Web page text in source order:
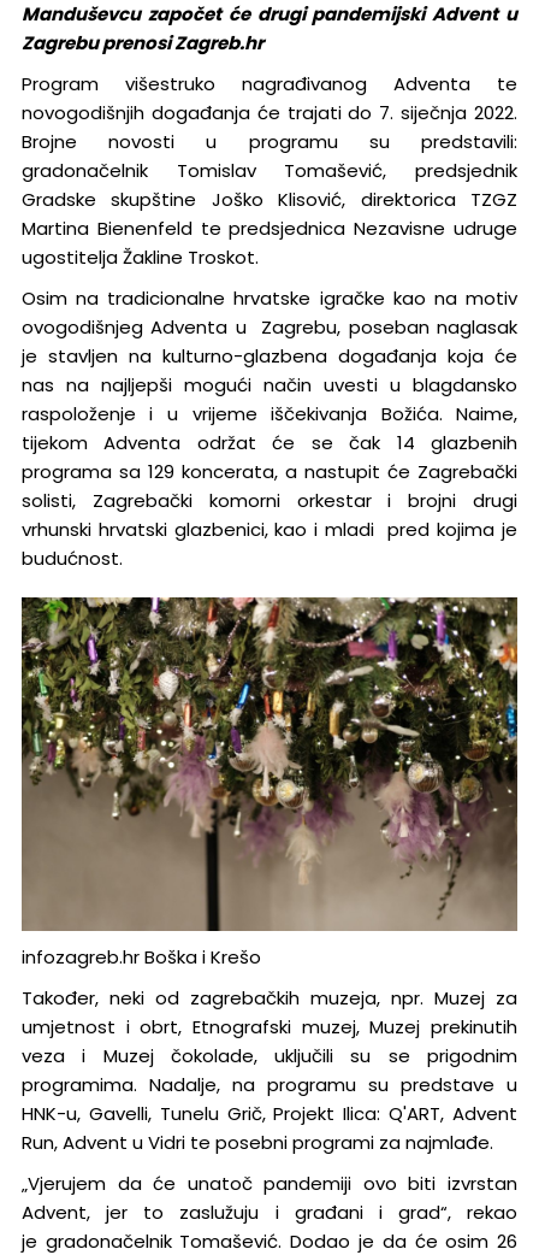
Manduševcu započet će drugi pandemijski Advent u
Zagrebu prenosi Zagreb.hr
Program višestruko nagrađivanog Adventa te
novogodišnjih događanja će trajati do 7. siječnja 2022.
Brojne novosti u programu su predstavili:
gradonačelnik Tomislav Tomašević, predsjednik
Gradske skupštine Joško Klisović, direktorica TZGZ
Martina Bienenfeld te predsjednica Nezavisne udruge
ugostitelja Žakline Troskot.
Osim na tradicionalne hrvatske igračke kao na motiv
ovogodišnjeg Adventa u Zagrebu, poseban naglasak
je stavljen na kulturno-glazbena događanja koja će
nas na najljepši mogući način uvesti u blagdansko
raspoloženje i u vrijeme iščekivanja Božića. Naime,
tijekom Adventa održat će se čak 14 glazbenih
programa sa 129 koncerata, a nastupit će Zagrebački
solisti, Zagrebački komorni orkestar i brojni drugi
vrhunski hrvatski glazbenici, kao i mladi pred kojima je
budućnost.
infozagreb.hr Boška i Krešo
Također, neki od zagrebačkih muzeja, npr. Muzej za
umjetnost i obrt, Etnografski muzej, Muzej prekinutih
veza i Muzej čokolade, uključili su se prigodnim
programima. Nadalje, na programu su predstave u
HNK-u, Gavelli, Tunelu Grič, Projekt Ilica: Q'ART, Advent
Run, Advent u Vidri te posebni programi za najmlađe.
„Vjerujem da će unatoč pandemiji ovo biti izvrstan
Advent, jer to zaslužuju i građani i grad“, rekao
je gradonačelnik Tomašević. Dodao je da će osim 26